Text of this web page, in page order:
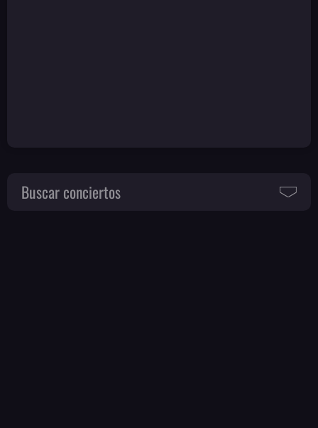
Buscar conciertos